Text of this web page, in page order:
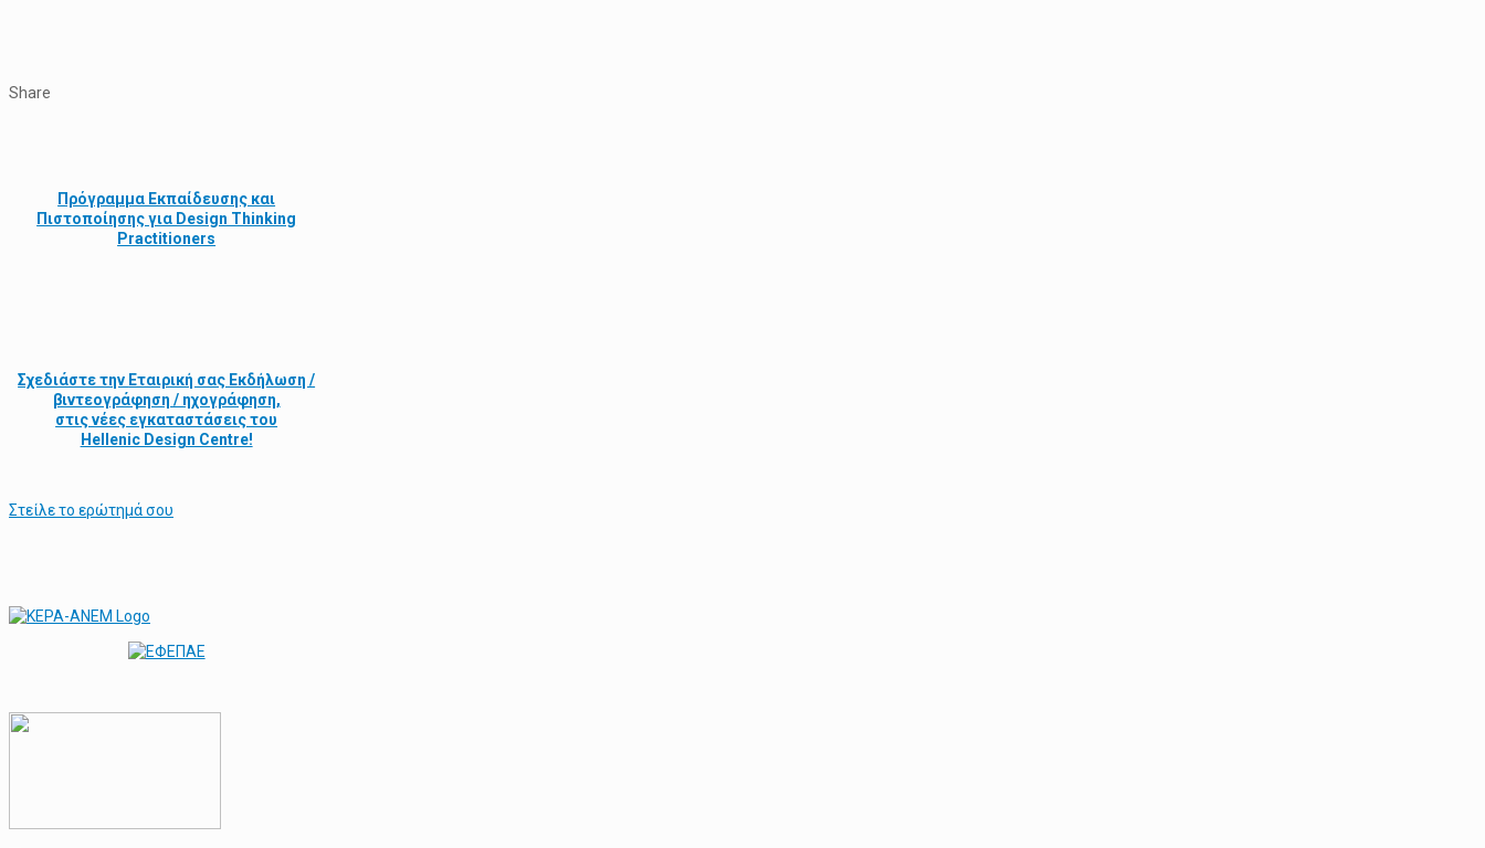
Share
Πρόγραμμα Εκπαίδευσης και
Πιστοποίησης για Design Thinking
Practitioners
Σχεδιάστε την Εταιρική σας Εκδήλωση /
βιντεογράφηση / ηχογράφηση,
στις νέες εγκαταστάσεις του
Hellenic Design Centre!
Στείλε τo ερώτημά σου